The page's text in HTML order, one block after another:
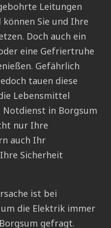
Leitungen
Sie und Ihre
Doch auch ein
eine Gefriertruhe
Gefährlich
tauen diese
Lebensmittel
Notdienst in Borgsum
nur Ihre
auch Ihr
Sicherheit
ist bei
die Elektrik immer
gefragt.